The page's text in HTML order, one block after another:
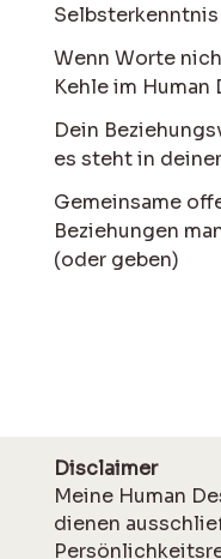
Wenn Worte
Kehle im
Dein
es steht in
Gemeinsame
Beziehungen
(oder geben)
Disclaimer
Meine Human
dienen